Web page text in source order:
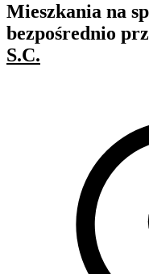
Mieszkania na
bezpośrednio
S.C.